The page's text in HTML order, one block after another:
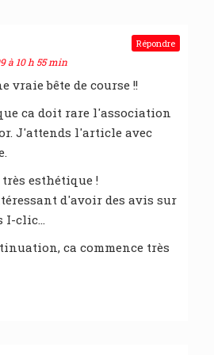
à 10 h 55 min
vraie bête de course !!
ca doit rare l'association
J'attends l'article avec
très esthétique !
d'avoir des avis sur
I-clic…
ca commence très
Répondre